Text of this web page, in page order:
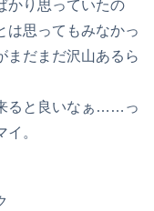
かり思っていたの
は思ってもみなかっ
まだまだ沢山あるら
ると良いなぁ……っ
。